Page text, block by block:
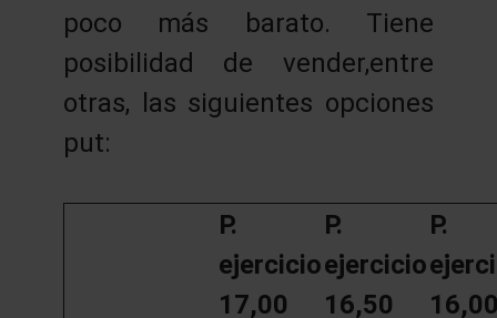
poco más barato. Tiene
posibilidad de vender,entre
otras, las siguientes opciones
put:
P.
ejercicio
17,00
P.
ejercicio
16,50
P.